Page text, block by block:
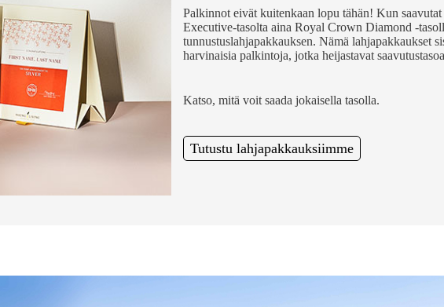
Palkinnot eivät kuitenkaan lopu tähän! Kun saavutat
Executive-tasolta aina Royal Crown Diamond -
tunnustuslahjapakkauksen. Nämä lahjapakkaukset
harvinaisia palkintoja, jotka heijastavat
Katso, mitä voit saada jokaisella tasolla.
Tutustu lahjapakkauksiimme